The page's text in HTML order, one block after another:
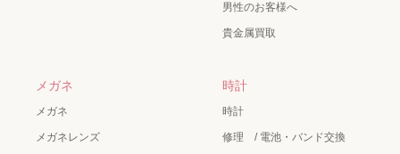
男性のお客様へ
貴金属買取
メガネ
メガネ
メガネレンズ
時計
時計
修理 / 電池・バンド交換